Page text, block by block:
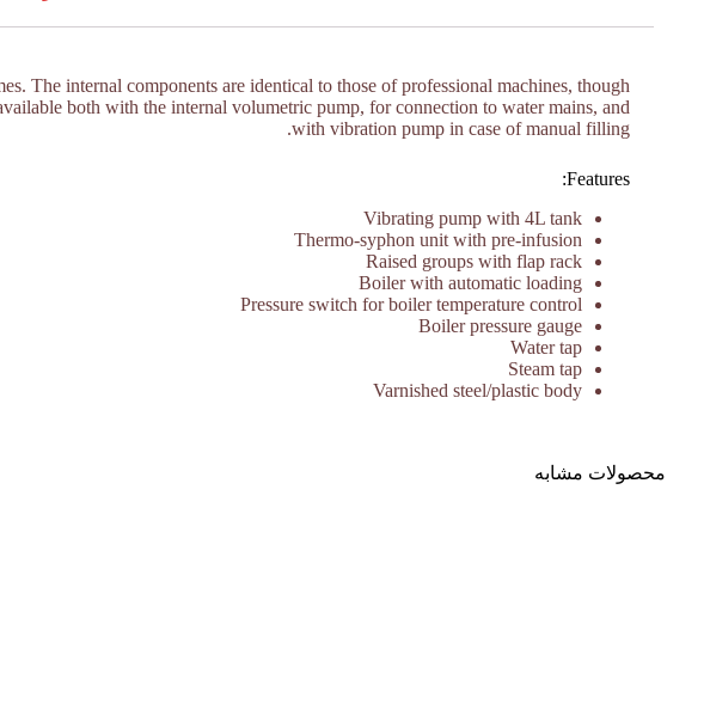
The internal components are identical to those of professional machines, though
both with the internal volumetric pump, for connection to water mains, and
with vibration pump in case of manual filling.
Features:
Vibrating pump with 4L tank
Thermo-syphon unit with pre-infusion
Raised groups with flap rack
Boiler with automatic loading
Pressure switch for boiler temperature control
Boiler pressure gauge
Water tap
Steam tap
Varnished steel/plastic body
محصولات مشابه